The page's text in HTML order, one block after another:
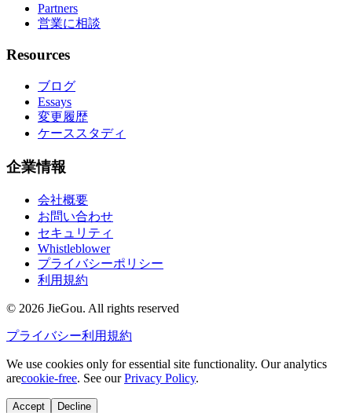
Partners
営業に相談
Resources
ブログ
Essays
変更履歴
ケーススタディ
企業情報
会社概要
お問い合わせ
セキュリティ
Whistleblower
プライバシーポリシー
利用規約
© 2026 JieGou. All rights reserved
プライバシー利用規約
We use cookies only for essential site functionality. Our analytics
arecookie-free. See ourPrivacy Policy.
Accept Decline